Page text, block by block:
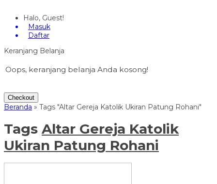
Halo, Guest!
Masuk
Daftar
Keranjang Belanja
Oops, keranjang belanja Anda kosong!
Checkout
Beranda » Tags "Altar Gereja Katolik Ukiran Patung Rohani"
Tags Altar Gereja Katolik
Ukiran Patung Rohani